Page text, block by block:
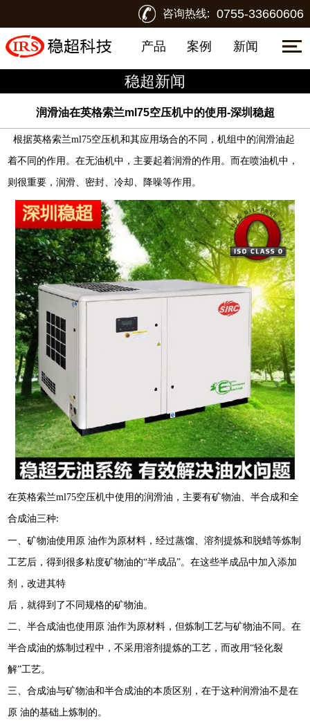
咨询热线: 0755-33660606
产品 案例 新闻
稳超新闻
润滑油在英格索兰ml75空压机中的使用-深圳稳超
根据英格索兰ml75空压机和其应用场合的不同，机组中的润滑油起
着不同的作用。在无油机中，主要起着润滑的作用。而在喷油机中，
则很重要，润滑、密封、冷却、降噪等作用。
在英格索兰ml75空压机中使用的润滑油，主要有矿物油、半合成和全
合成油三种:
一、矿物油使用原 油作为原材料，经过蒸馏、溶剂提炼和脱蜡等炼制
工艺后，得到很多粘度矿物油的“半成品”。在这些半成品中加入添加
剂，改进其特
后，就得到了不同规格的矿物油。
二、半合成油也使用原 油作为原材料，但炼制工艺与矿物油不同。在
半合成油的炼制过程中，不采用溶剂提炼的工艺，而改用“轻化裂
解”工艺。
三、合成油与矿物油和半合成油的本质区别，在于这种润滑油不是在
原 油的基础上炼制的。